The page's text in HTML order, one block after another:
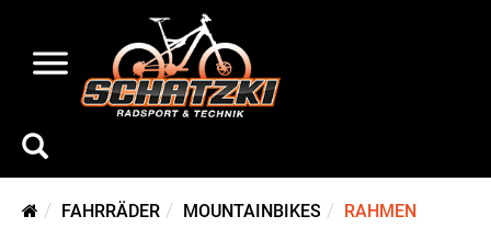
FAHRRÄDER MOUNTAINBIKES RAHMEN